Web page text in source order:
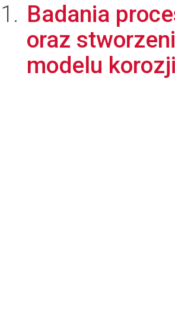
Badania
oraz
modelu korozji